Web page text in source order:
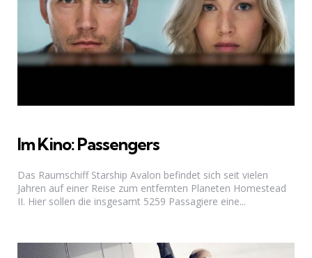
Im Kino: Passengers
Das Raumschiff Starship Avalon befindet sich seit vielen
Jahren auf einer Reise zum entfernten Planeten Homestead
II. Hier sollen die insgesamt 5259 Passagiere eine...